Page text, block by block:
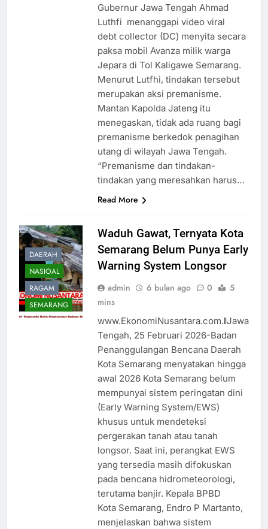
Gubernur Jawa Tengah Ahmad
Luthfi menanggapi video viral
debt collector (DC) menyita secara
paksa mobil Avanza milik warga
Jepara di Tol Kaligawe Semarang.
Menurut Lutfhi, tindakan tersebut
merupakan aksi premanisme.
Mantan Kapolda Jateng itu
menegaskan, tidak ada ruang bagi
premanisme berkedok penagihan
utang di wilayah Jawa Tengah.
“Premanisme dan tindakan-
tindakan yang meresahkan harus…
Read More
DAERAH
NASIOAL
RAGAM
SEMARANG
Waduh Gawat, Ternyata Kota
Semarang Belum Punya Early
Warning System Longsor
admin 6 bulan ago 0
5
mins
www.EkonomiNusantara.com.ǁJawa
Tengah, 25 Februari 2026-Badan
Penanggulangan Bencana Daerah
Kota Semarang menyatakan hingga
awal 2026 Kota Semarang belum
mempunyai sistem peringatan dini
(Early Warning System/EWS)
khusus untuk mendeteksi
pergerakan tanah atau tanah
longsor. Saat ini, perangkat EWS
yang tersedia masih difokuskan
pada bencana hidrometeorologi,
terutama banjir. Kepala BPBD
Kota Semarang, Endro P Martanto,
menjelaskan bahwa sistem